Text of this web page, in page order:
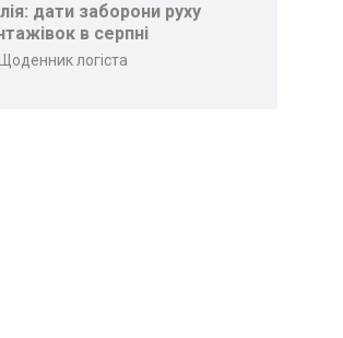
дати заборони руху
в серпні
Щоденник логіста